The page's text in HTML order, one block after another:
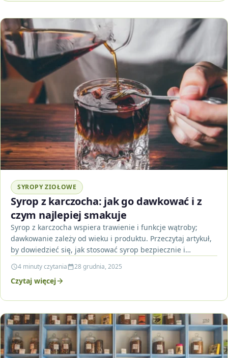
SYROPY ZIOŁOWE
Syrop z karczocha: jak go dawkować i z
czym najlepiej smakuje
Syrop z karczocha wspiera trawienie i funkcje wątroby;
dawkowanie zależy od wieku i produktu. Przeczytaj artykuł,
by dowiedzieć się, jak stosować syrop bezpiecznie i…
4 minuty czytania 28 grudnia, 2025
Czytaj więcej